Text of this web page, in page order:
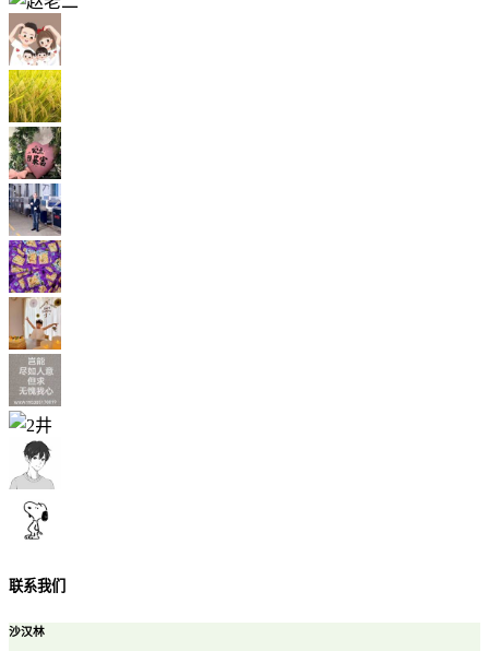
联系我们
沙汉林